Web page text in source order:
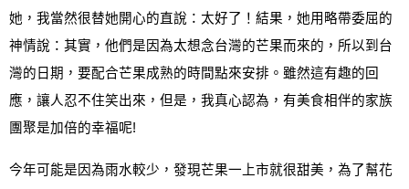
她，我當然很替她開心的直說 ： 太好了 ！結果，她用略帶委屈的
神情說：其實，他們是因為太想念台灣的芒果而來的，所以到台
灣的日期，要配合芒果成熟的時間點來安排。雖然這有趣的回
應， 讓人忍不住笑出來，但是，我真心認為，有美食相伴的家族
團聚是加倍的幸福呢!
今年可能是因為雨水較少，發現芒果一上市就很甜美，為了幫花